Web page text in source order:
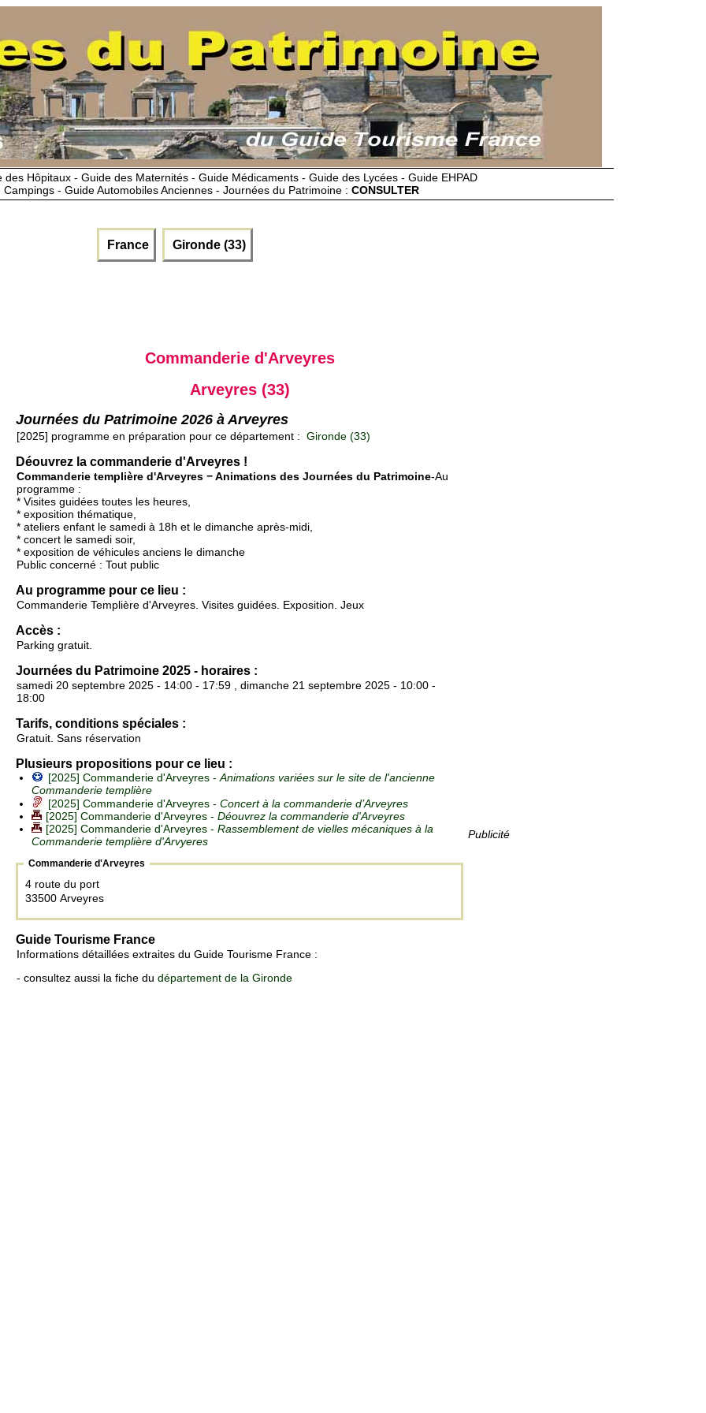
Hôpitaux - Guide des Maternités - Guide Médicaments - Guide des Lycées - Guide EHPAD
- Guide Automobiles Anciennes - Journées du Patrimoine : CONSULTER
France Gironde (33)
Publicité
Commanderie d'Arveyres
Arveyres (33)
Journées du Patrimoine 2026 à Arveyres
[2025] programme en préparation pour ce département : Gironde (33)
Déouvrez la commanderie d'Arveyres !
Commanderie templière d'Arveyres − Animations des Journées du Patrimoine-Au
programme :
* Visites guidées toutes les heures,
* exposition thématique,
* ateliers enfant le samedi à 18h et le dimanche après-midi,
* concert le samedi soir,
* exposition de véhicules anciens le dimanche
Public concerné : Tout public
Au programme pour ce lieu :
Commanderie Templière d'Arveyres. Visites guidées. Exposition. Jeux
Accès :
Parking gratuit.
Journées du Patrimoine 2025 - horaires :
samedi 20 septembre 2025 - 14:00 - 17:59 , dimanche 21 septembre 2025 - 10:00 -
18:00
Tarifs, conditions spéciales :
Gratuit. Sans réservation
Plusieurs propositions pour ce lieu :
[2025] Commanderie d'Arveyres -Animations variées sur le site de l'ancienne
Commanderie templière
[2025] Commanderie d'Arveyres - Concert à la commanderie d’Arveyres
[2025] Commanderie d'Arveyres - Déouvrez la commanderie d'Arveyres
[2025] Commanderie d'Arveyres - Rassemblement de vielles mécaniques à la
Commanderie templière d'Arvyeres
Commanderie d'Arveyres
4 route du port
33500 Arveyres
Guide Tourisme France
Informations détaillées extraites du Guide Tourisme France :
- consultez aussi la fiche du département de la Gironde